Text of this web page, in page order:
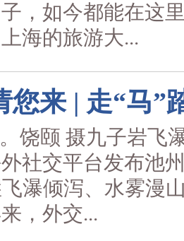
，如今都能在这
海的旅游大...
您来 | 走“马”
饶颐 摄九子岩飞
社交平台发布池
瀑倾泻、水雾漫
，外交...